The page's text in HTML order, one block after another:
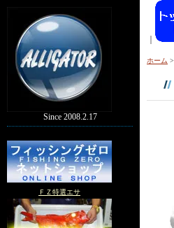
Since 2008.2.17
ＦＺ特選エサ
ホーム >